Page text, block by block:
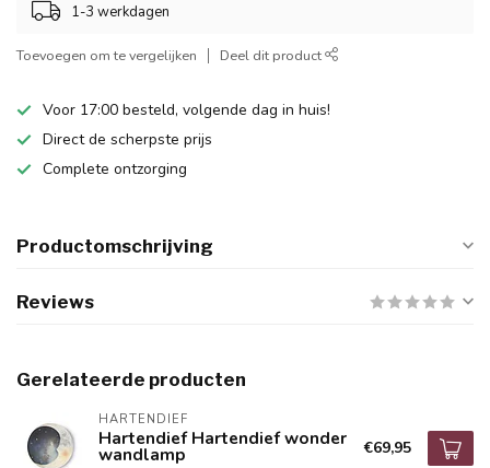
1-3 werkdagen
Toevoegen om te vergelijken Deel dit product
Voor 17:00 besteld, volgende dag in huis!
Direct de scherpste prijs
Complete ontzorging
Productomschrijving
Reviews
Gerelateerde producten
HARTENDIEF
Hartendief Hartendief wonder
wandlamp €69,95